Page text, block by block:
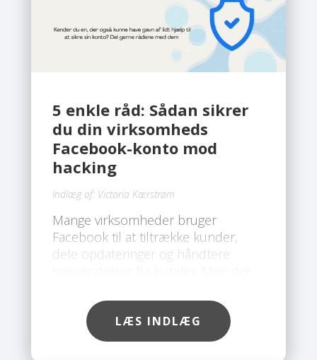
5 enkle råd: Sådan sikrer
du din virksomheds
Facebook-konto mod
hacking
Indlæg af: Victoria Kærstrøm
Mange virksomheder bruger
Facebook til at tiltrække kunder,
dele opdateringer og håndtere
mål for hackere. Desværre ser vi hos
Safe, at flere og flere
virksomhedskonti bliver hacket, ofte
LÆS INDLÆG